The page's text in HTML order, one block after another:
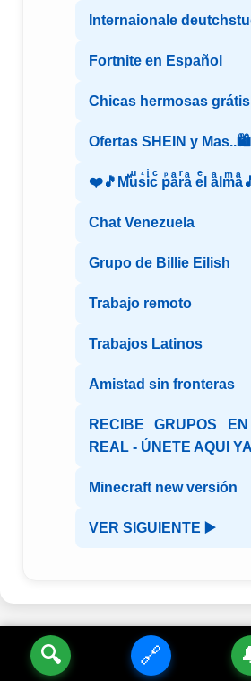
Internaionale
Fortnite en Español
Chicas hermosas grátis
Ofertas SHEIN y Mas..🛍️
❤️🎵Mⷨuͧs͛iͥcͨ рⷬaͣrͬaͣ eͤl
Chat Venezuela
Grupo de Billie Eilish
Trabajo remoto
Trabajos Latinos
Amistad sin fronteras
RECIBE GRUPOS
REAL - ÚNETE AQUI YA
Minecraft new versión
VER SIGUIENTE ▶️
🔍 🔗